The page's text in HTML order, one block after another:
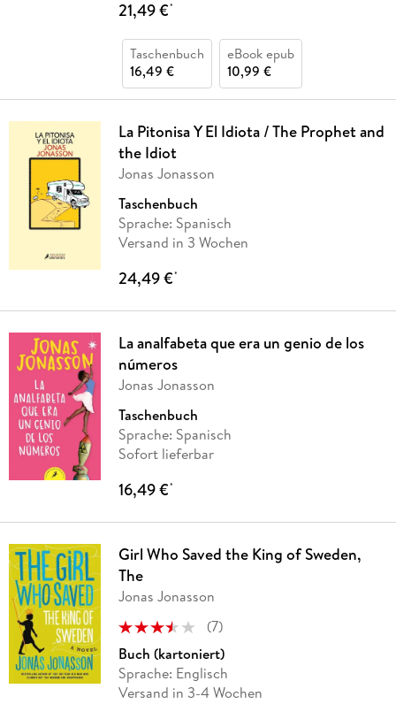
21,49 €*
Taschenbuch
16,49 €
eBook epub
10,99 €
La Pitonisa Y El Idiota / The Prophet and
the Idiot
Jonas Jonasson
Taschenbuch
Sprache: Spanisch
Versand in 3 Wochen
24,49 €*
La analfabeta que era un genio de los
números
Jonas Jonasson
Taschenbuch
Sprache: Spanisch
Sofort lieferbar
16,49 €*
Girl Who Saved the King of Sweden,
The
Jonas Jonasson
(7)
Buch (kartoniert)
Sprache: Englisch
Versand in 3-4 Wochen